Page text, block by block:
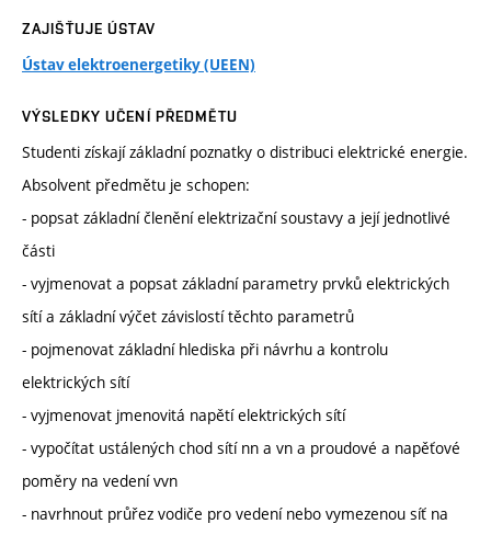
ZAJIŠŤUJE ÚSTAV
Ústav elektroenergetiky (UEEN)
VÝSLEDKY UČENÍ PŘEDMĚTU
Studenti získají základní poznatky o distribuci elektrické energie.
Absolvent předmětu je schopen:
- popsat základní členění elektrizační soustavy a její jednotlivé
části
- vyjmenovat a popsat základní parametry prvků elektrických
sítí a základní výčet závislostí těchto parametrů
- pojmenovat základní hlediska při návrhu a kontrolu
elektrických sítí
- vyjmenovat jmenovitá napětí elektrických sítí
- vypočítat ustálených chod sítí nn a vn a proudové a napěťové
poměry na vedení vvn
- navrhnout průřez vodiče pro vedení nebo vymezenou síť na